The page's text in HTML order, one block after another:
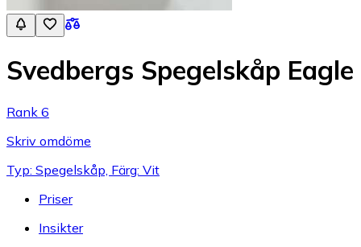
Svedbergs Spegelskåp Eagle
Rank 6
Skriv omdöme
Typ: Spegelskåp, Färg: Vit
Priser
Insikter